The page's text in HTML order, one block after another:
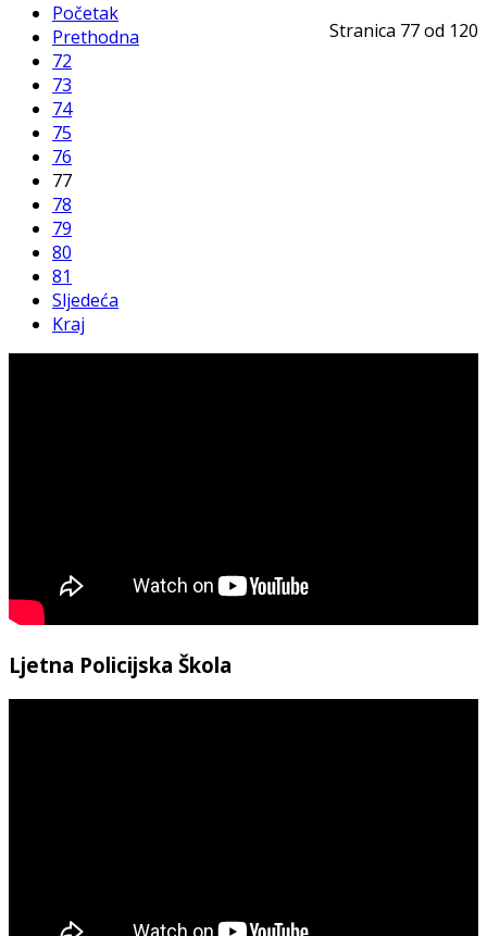
Stranica 77 od 120
Početak
Prethodna
72
73
74
75
76
77
78
79
80
81
Sljedeća
Kraj
Ljetna Policijska Škola